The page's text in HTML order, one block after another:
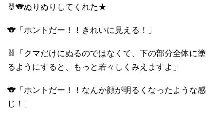
🐰🐨ぬりぬりしてくれた★
🐨「ホントだー！！きれいに見える！」
🐰「クマだけにぬるのではなくて、下の部分全体に塗
るようにすると、もっと若々しくみえますよ」
🐨「ホントだー！！なんか顔が明るくなったような感
じ！」